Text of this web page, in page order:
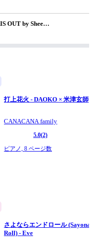
米津玄師 - IRIS OUT by Sheetaku
打上花火 - DAOKO × 米津玄師
CANACANA family
5.0(2)
ピアノ,8 ページ数
さよならエンドロール
Roll) - Eve